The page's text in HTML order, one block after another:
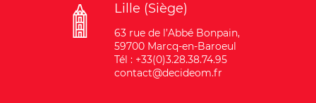
Lille (Siège)
63 rue de l’Abbé Bonpain,
59700 Marcq-en-Baroeul
Tél : +33(0)3.28.38.74.95
contact@decideom.fr